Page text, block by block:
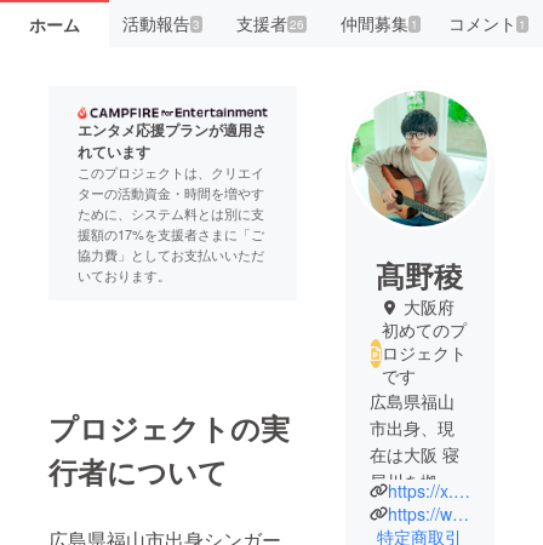
ホーム 活動報告3 支援者 26 仲間募集 1 コメント 1
エンタメ応援プランが適用さ
れています
このプロジェクトは、クリエイ
ターの活動資金・時間を増やす
ために、システム料とは別に支
援額の17%を支援者さまに「ご
協力費」としてお支払いいただ
いております。
プロジェクトの実
行者について
髙野稜
大阪府
初めてのプ
ロジェクト
です
広島県福山
市出身、現
在は大阪 寝
屋川を拠点
に活動する
シンガーソ
https://x.com/_TakanoRyo_
https://www.instagram.com/takanoryo_ctc
特定商取引